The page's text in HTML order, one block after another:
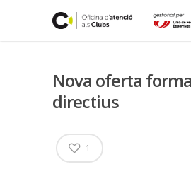
Nova oferta
directius
1